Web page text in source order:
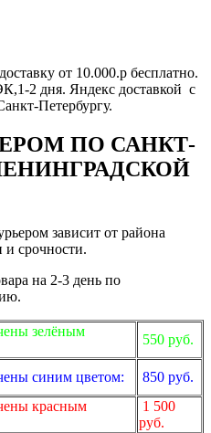
от 10.000.р бесплатно.
2 дня. Яндекс доставкой с
Петербургу.
ПО САНКТ-
зависит от района
и срочности.
на 2-3 день по
зелёным
550 руб.
синим цветом: 850 руб.
красным
1 500
руб.